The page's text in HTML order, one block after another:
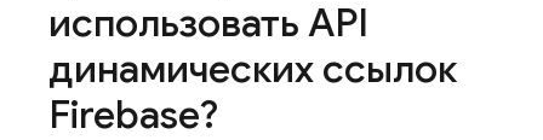
использовать API
динамических ссылок
Firebase?